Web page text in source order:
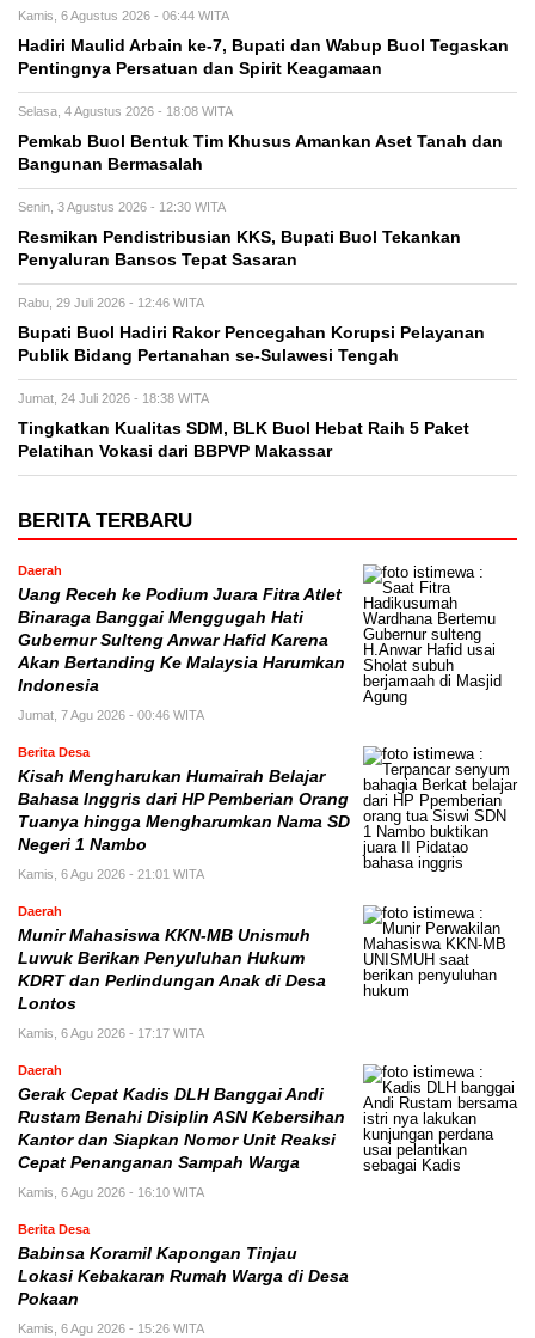
Kamis, 6 Agustus 2026 - 06:44 WITA
Hadiri Maulid Arbain ke-7, Bupati dan Wabup Buol Tegaskan
Pentingnya Persatuan dan Spirit Keagamaan
Selasa, 4 Agustus 2026 - 18:08 WITA
Pemkab Buol Bentuk Tim Khusus Amankan Aset Tanah dan
Bangunan Bermasalah
Senin, 3 Agustus 2026 - 12:30 WITA
Resmikan Pendistribusian KKS, Bupati Buol Tekankan
Penyaluran Bansos Tepat Sasaran
Rabu, 29 Juli 2026 - 12:46 WITA
Bupati Buol Hadiri Rakor Pencegahan Korupsi Pelayanan
Publik Bidang Pertanahan se-Sulawesi Tengah
Jumat, 24 Juli 2026 - 18:38 WITA
Tingkatkan Kualitas SDM, BLK Buol Hebat Raih 5 Paket
Pelatihan Vokasi dari BBPVP Makassar
BERITA TERBARU
Daerah
Uang Receh ke Podium Juara Fitra Atlet
Binaraga Banggai Menggugah Hati
Gubernur Sulteng Anwar Hafid Karena
Akan Bertanding Ke Malaysia Harumkan
Indonesia
Jumat, 7 Agu 2026 - 00:46 WITA
Berita Desa
Kisah Mengharukan Humairah Belajar
Bahasa Inggris dari HP Pemberian Orang
Tuanya hingga Mengharumkan Nama SD
Negeri 1 Nambo
Kamis, 6 Agu 2026 - 21:01 WITA
Daerah
Munir Mahasiswa KKN-MB Unismuh
Luwuk Berikan Penyuluhan Hukum
KDRT dan Perlindungan Anak di Desa
Lontos
Kamis, 6 Agu 2026 - 17:17 WITA
Daerah
Gerak Cepat Kadis DLH Banggai Andi
Rustam Benahi Disiplin ASN Kebersihan
Kantor dan Siapkan Nomor Unit Reaksi
Cepat Penanganan Sampah Warga
Kamis, 6 Agu 2026 - 16:10 WITA
Berita Desa
Babinsa Koramil Kapongan Tinjau
Lokasi Kebakaran Rumah Warga di Desa
Pokaan
Kamis, 6 Agu 2026 - 15:26 WITA